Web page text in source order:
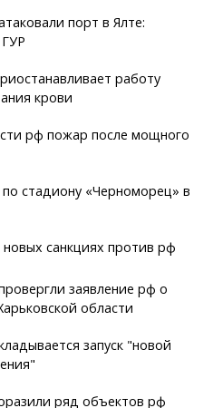
порт в Ялте:
работу
крови
рф пожар после мощного
стадиону «Черноморец» в
санкциях против рф
заявление рф о
области
запуск "новой
ряд объектов рф